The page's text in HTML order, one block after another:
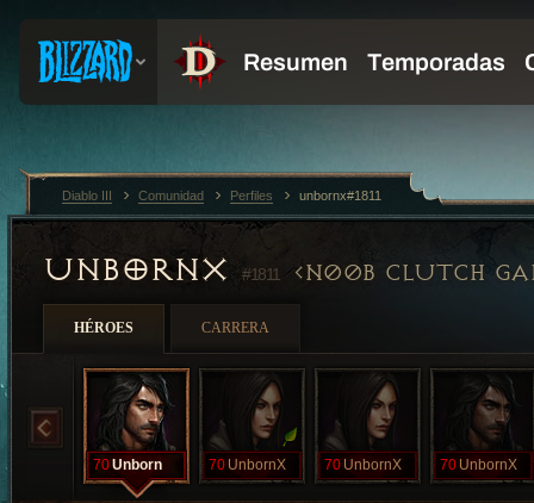
UNBORNX #1811 N00B CLUTCH
HÉROES CARRERA
70Unborn 70 UnbornX 70 UnbornX 70 UnbornX
Diablo III Comunidad Perfiles unbornx#1811